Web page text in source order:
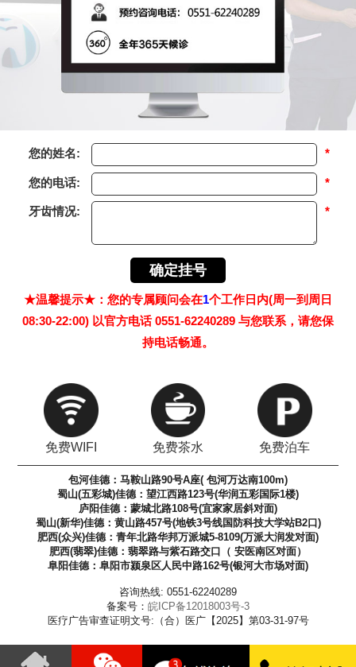
您的姓名: *
您的电话: *
牙齿情况: *
★温馨提示★：您的专属顾问会在1个工作日内(周一到周日
08:30-22:00) 以官方电话 0551-62240289 与您联系，请您保
持电话畅通。
免费WIFI 免费茶水 免费泊车
包河佳德：马鞍山路90号A座( 包河万达南100m)
蜀山(五彩城)佳德：望江西路123号(华润五彩国际1楼)
庐阳佳德：蒙城北路108号(宜家家居斜对面)
蜀山(新华)佳德：黄山路457号(地铁3号线国防科技大学站B2口)
肥西(众兴)佳德：青年北路华邦万派城5-8109(万派大润发对面)
肥西(翡翠)佳德：翡翠路与紫石路交口（ 安医南区对面）
阜阳佳德：阜阳市颍泉区人民中路162号(银河大市场对面)
咨询热线: 0551-62240289
备案号： 皖ICP备12018003号-3
医疗广告审查证明文号:（合）医广【2025】第03-31-97号